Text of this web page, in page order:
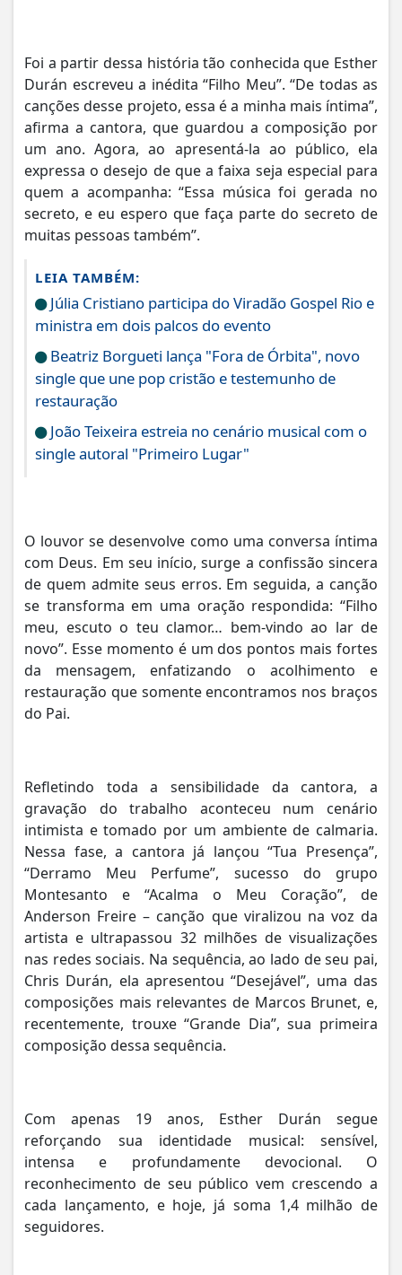
Foi a partir dessa história tão conhecida que Esther
Durán escreveu a inédita “Filho Meu”. “De todas as
canções desse projeto, essa é a minha mais íntima”,
afirma a cantora, que guardou a composição por
um ano. Agora, ao apresentá-la ao público, ela
expressa o desejo de que a faixa seja especial para
quem a acompanha: “Essa música foi gerada no
secreto, e eu espero que faça parte do secreto de
muitas pessoas também”.
LEIA TAMBÉM:
Júlia Cristiano participa do Viradão Gospel Rio e
ministra em dois palcos do evento
Beatriz Borgueti lança "Fora de Órbita", novo
single que une pop cristão e testemunho de
restauração
João Teixeira estreia no cenário musical com o
single autoral "Primeiro Lugar"
O louvor se desenvolve como uma conversa íntima
com Deus. Em seu início, surge a confissão sincera
de quem admite seus erros. Em seguida, a canção
se transforma em uma oração respondida: “Filho
meu, escuto o teu clamor… bem-vindo ao lar de
novo”. Esse momento é um dos pontos mais fortes
da mensagem, enfatizando o acolhimento e
restauração que somente encontramos nos braços
do Pai.
Refletindo toda a sensibilidade da cantora, a
gravação do trabalho aconteceu num cenário
intimista e tomado por um ambiente de calmaria.
Nessa fase, a cantora já lançou “Tua Presença”,
“Derramo Meu Perfume”, sucesso do grupo
Montesanto e “Acalma o Meu Coração”, de
Anderson Freire – canção que viralizou na voz da
artista e ultrapassou 32 milhões de visualizações
nas redes sociais. Na sequência, ao lado de seu pai,
Chris Durán, ela apresentou “Desejável”, uma das
composições mais relevantes de Marcos Brunet, e,
recentemente, trouxe “Grande Dia”, sua primeira
composição dessa sequência.
Com apenas 19 anos, Esther Durán segue
reforçando sua identidade musical: sensível,
intensa e profundamente devocional. O
reconhecimento de seu público vem crescendo a
cada lançamento, e hoje, já soma 1,4 milhão de
seguidores.